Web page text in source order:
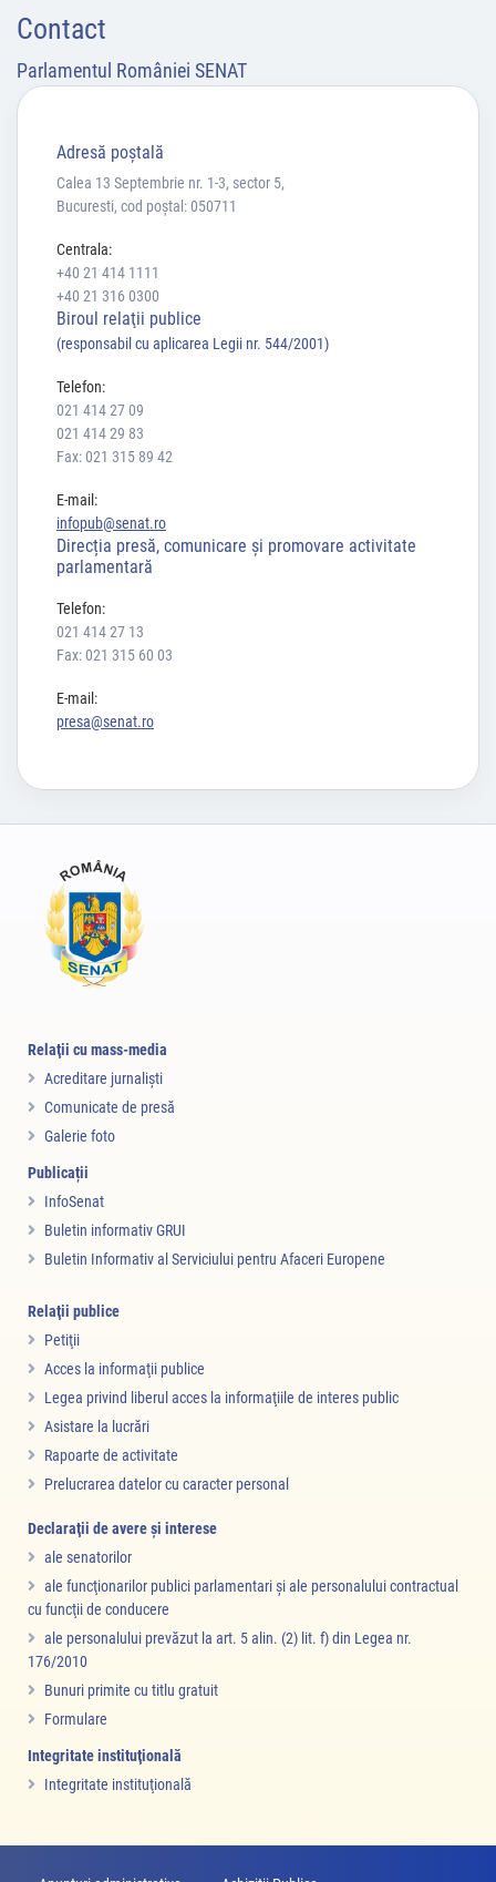
Contact
Parlamentul României SENAT
Adresă poştală
Calea 13 Septembrie nr. 1-3, sector 5,
Bucuresti, cod poștal: 050711
Centrala:
+40 21 414 1111
+40 21 316 0300
Biroul relaţii publice
(responsabil cu aplicarea Legii nr. 544/2001)
Telefon:
021 414 27 09
021 414 29 83
Fax: 021 315 89 42
E-mail:
infopub@senat.ro
Direcția presă, comunicare și promovare activitate
parlamentară
Telefon:
021 414 27 13
Fax: 021 315 60 03
E-mail:
presa@senat.ro
Relaţii cu mass-media
Acreditare jurnalişti
Comunicate de presă
Galerie foto
Publicații
InfoSenat
Buletin informativ GRUI
Buletin Informativ al Serviciului pentru Afaceri Europene
Relaţii publice
Petiţii
Acces la informaţii publice
Legea privind liberul acces la informaţiile de interes public
Asistare la lucrări
Rapoarte de activitate
Prelucrarea datelor cu caracter personal
Declaraţii de avere şi interese
ale senatorilor
ale funcţionarilor publici parlamentari şi ale personalului contractual
cu funcţii de conducere
ale personalului prevăzut la art. 5 alin. (2) lit. f) din Legea nr.
176/2010
Bunuri primite cu titlu gratuit
Formulare
Integritate instituţională
Integritate instituţională